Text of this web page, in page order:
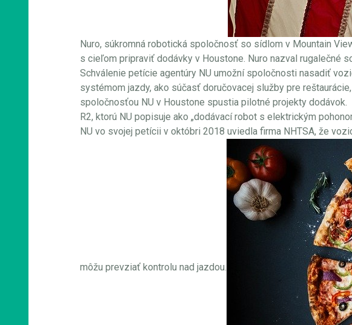
Nuro, súkromná robotická spoločnosť so sídlom v Mountain
s cieľom pripraviť dodávky v Houstone. Nuro nazval rugalečné
Schválenie petície agentúry NU umožní spoločnosti nasadiť
systémom jazdy, ako súčasť doručovacej služby pre
spoločnosťou NU v Houstone spustia pilotné projekty dodávok.
R2, ktorú NU popisuje ako „dodávací robot s elektrickým
NU vo svojej petícii v októbri 2018 uviedla firma NHTSA, že
môžu prevziať kontrolu nad jazdou.